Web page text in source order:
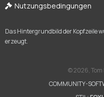
Nutzungsbedingungen
Das Hintergrundbild der Kopfzeile
erzeugt.
©2026, Tom
COMMUNITY-